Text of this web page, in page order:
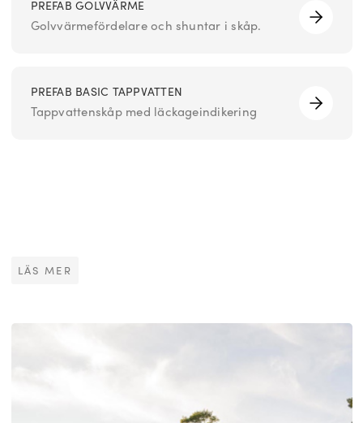
PREFAB GOLVVÄRME
Golvvärmefördelare och shuntar i skåp.
PREFAB BASIC TAPPVATTEN
Tappvattenskåp med läckageindikering
LÄS MER